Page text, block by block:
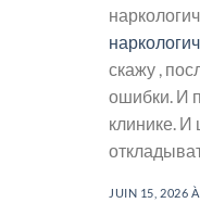
скажу ,
ошибки. И
клинике.
JUIN 15, 2026